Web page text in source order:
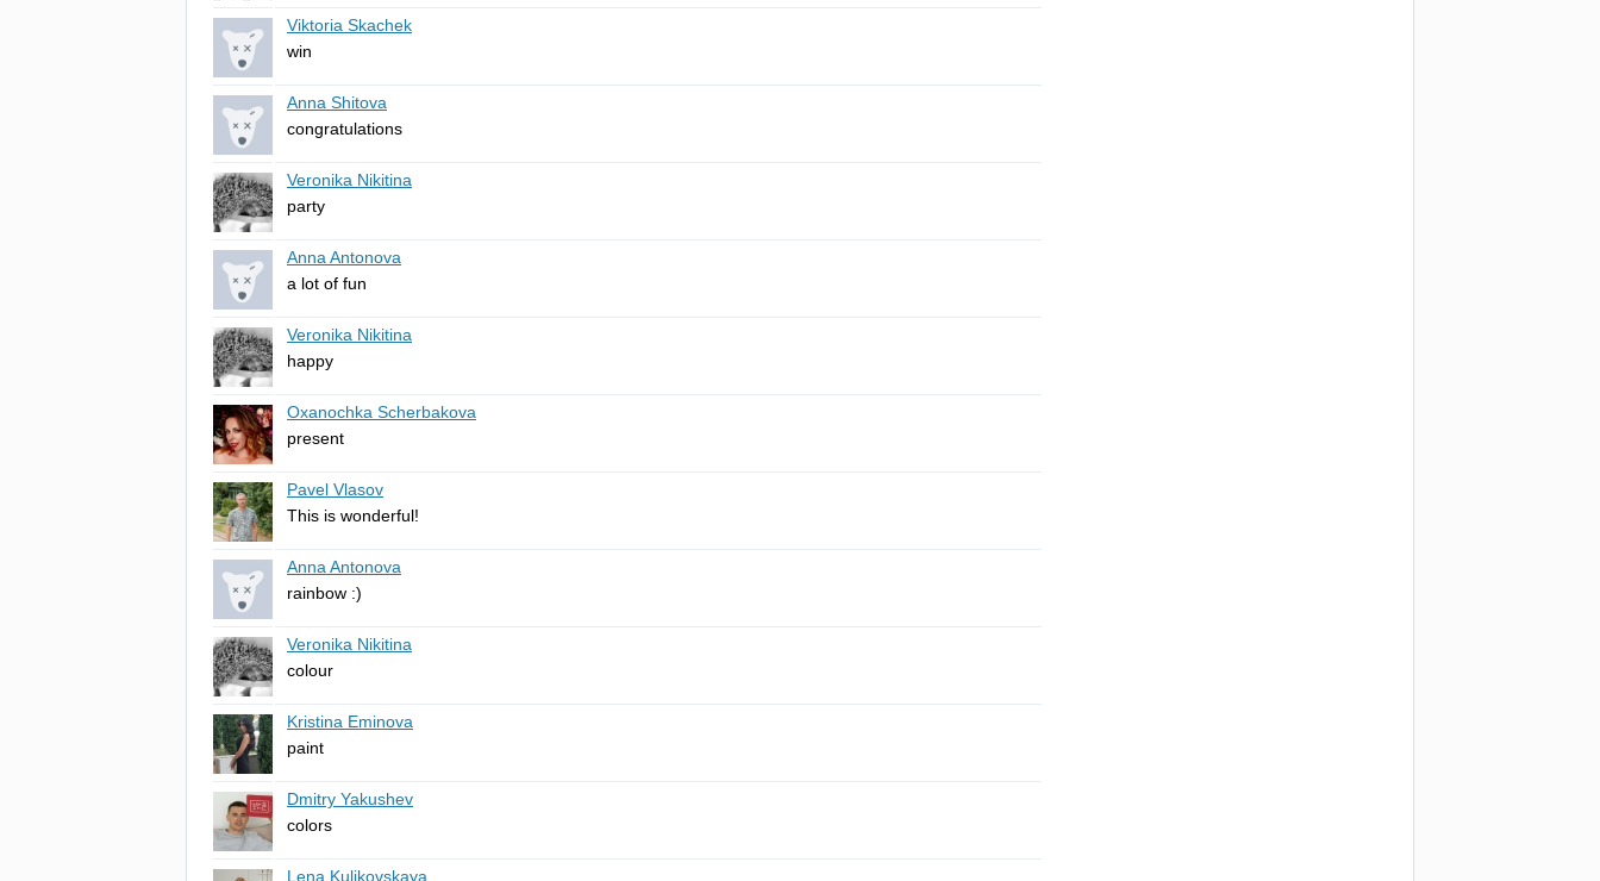
Viktoria Skachek
win
Anna Shitova
congratulations
Veronika Nikitina
party
Anna Antonova
a lot of fun
Veronika Nikitina
happy
Oxanochka Scherbakova
present
Pavel Vlasov
This is wonderful!
Anna Antonova
rainbow :)
Veronika Nikitina
colour
Kristina Eminova
paint
Dmitry Yakushev
colors
Lena Kulikovskaya